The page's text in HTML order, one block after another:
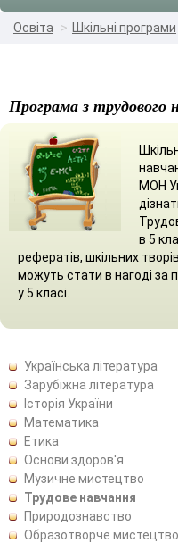
Освіта
Шкільні програми
Програма з трудового
МОН
в 5
рефератів, шкільних
можуть стати в нагоді за
у 5 класі.
Українська література
Зарубіжна література
Історія України
Математика
Етика
Основи здоров'я
Музичне мистецтво
Трудове навчання
Природознавство
Образотворче мистецтво